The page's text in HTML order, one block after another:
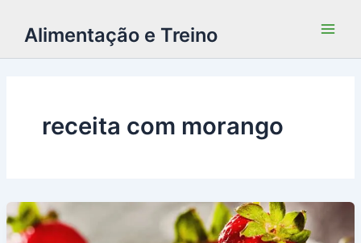
Alimentação e Treino
receita com morango